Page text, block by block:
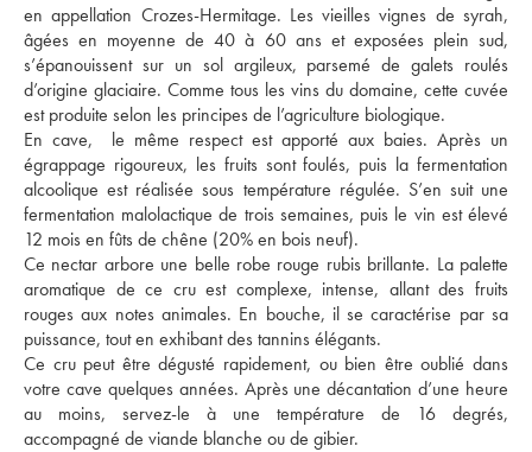
en appellation Crozes-Hermitage. Les vieilles vignes de syrah,
âgées en moyenne de 40 à 60 ans et exposées plein sud,
s’épanouissent sur un sol argileux, parsemé de galets roulés
d’origine glaciaire. Comme tous les vins du domaine, cette cuvée
est produite selon les principes de l’agriculture biologique.
En cave,  le même respect est apporté aux baies. Après un
égrappage rigoureux, les fruits sont foulés, puis la fermentation
alcoolique est réalisée sous température régulée. S’en suit une
fermentation malolactique de trois semaines, puis le vin est élevé
12 mois en fûts de chêne (20% en bois neuf).
Ce nectar arbore une belle robe rouge rubis brillante. La palette
aromatique de ce cru est complexe, intense, allant des fruits
rouges aux notes animales. En bouche, il se caractérise par sa
puissance, tout en exhibant des tannins élégants.
Ce cru peut être dégusté rapidement, ou bien être oublié dans
votre cave quelques années. Après une décantation d’une heure
au moins, servez-le à une température de 16 degrés,
accompagné de viande blanche ou de gibier.